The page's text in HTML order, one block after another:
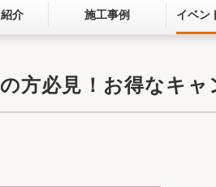
ー ガーデンスペース
改善の取り組み お客さま
介 施工事例 イベン
方必見！お得なキ